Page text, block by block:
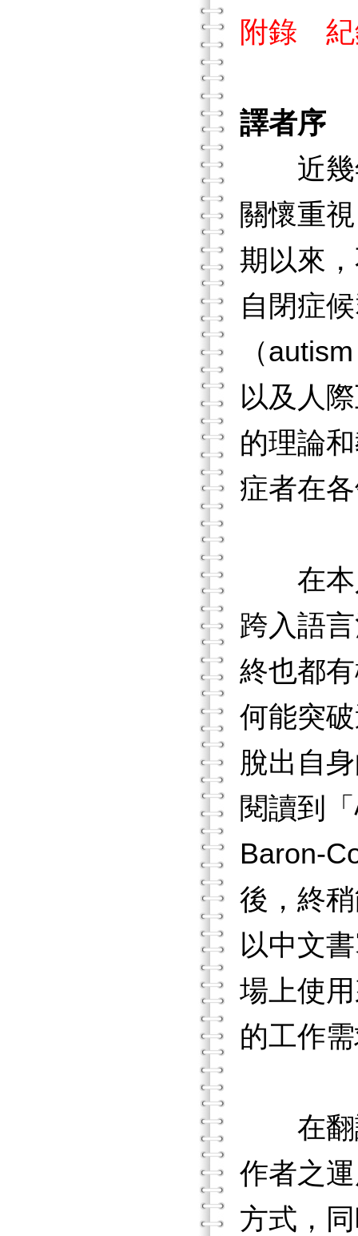
附錄 紀
譯者序
近幾年
關懷重
期以來
自閉症
（
以及人
的理論
症者在
在本人
跨入語
終也都
何能突
脫出自
閱讀到
Baron-
後，終
以中文
場上使
的工作
在翻譯
作者之
方式，